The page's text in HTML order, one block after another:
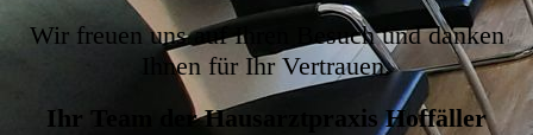
Wir freuen uns auf Ihren Besuch und danken
Ihnen für Ihr Vertrauen.
Ihr Team der Hausarztpraxis Hoffäller